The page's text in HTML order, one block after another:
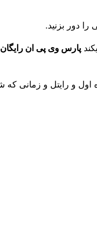
دور بزنید.
پارس وی پی ان رایگان
و رایتل و زمانی که